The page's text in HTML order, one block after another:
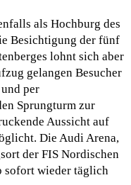
als Hochburg des
Besichtigung der fünf
lohnt sich aber
gelangen Besucher
per
Sprungturm zur
Aussicht auf
Die Audi Arena,
der FIS Nordischen
sofort wieder täglich